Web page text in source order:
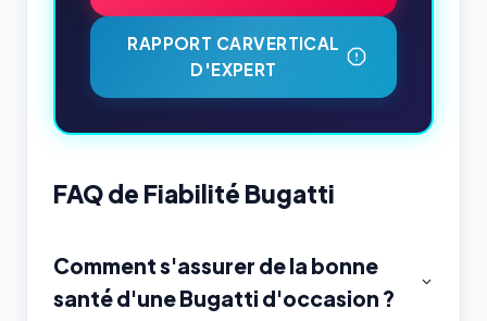
RAPPORT CARVERTICAL
D'EXPERT
FAQ de Fiabilité Bugatti
Comment s'assurer de la bonne
santé d'une Bugatti d'occasion ?